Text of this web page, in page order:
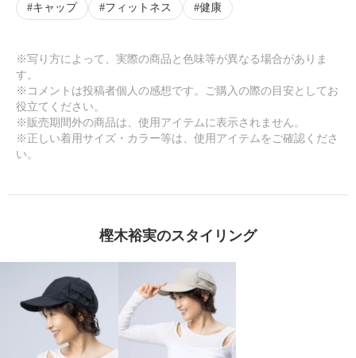
キャップ フィットネス 健康
※写り方によって、実際の商品と色味等が異なる場合がありま
す。
※コメントは投稿者個人の感想です。ご購入の際の目安としてお
役立てください。
※販売期間外の商品は、使用アイテムに表示されません。
※正しい着用サイズ・カラー等は、使用アイテムをご確認くださ
い。
樫木裕実のスタイリング